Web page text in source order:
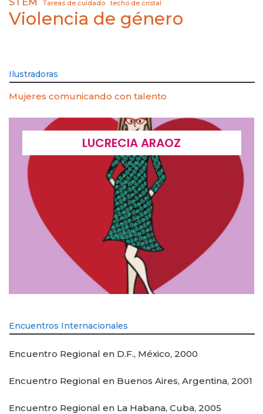
Tareas de cuidado techo de cristal
Violencia de género
Ilustradoras
Mujeres comunicando con talento
LUCRECIA ARAOZ
Encuentros Internacionales
Encuentro Regional en D.F., México, 2000
Encuentro Regional en Buenos Aires, Argentina, 2001
Encuentro Regional en La Habana, Cuba, 2005